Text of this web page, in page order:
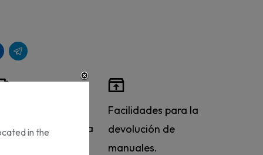
y urgente a
Facilidades para la
devolución de
manuales.
in the